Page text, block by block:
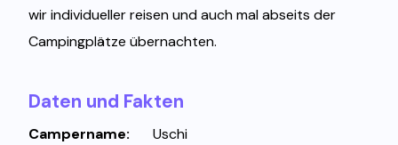
wir individueller reisen und auch mal abseits der
Campingplätze übernachten.
Daten und Fakten
Campername: Uschi